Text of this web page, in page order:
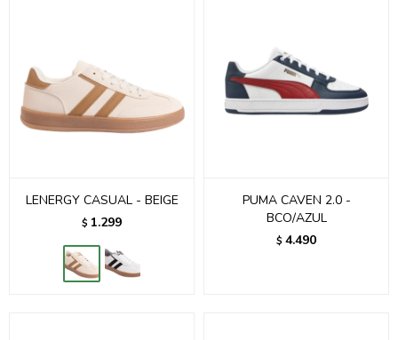
LENERGY CASUAL - BEIGE
$ 1.299
PUMA CAVEN 2.0 -
BCO/AZUL
$ 4.490